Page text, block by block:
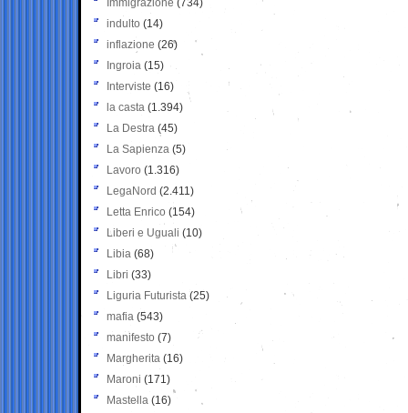
Immigrazione (734)
indulto (14)
inflazione (26)
Ingroia (15)
Interviste (16)
la casta (1.394)
La Destra (45)
La Sapienza (5)
Lavoro (1.316)
LegaNord (2.411)
Letta Enrico (154)
Liberi e Uguali (10)
Libia (68)
Libri (33)
Liguria Futurista (25)
mafia (543)
manifesto (7)
Margherita (16)
Maroni (171)
Mastella (16)